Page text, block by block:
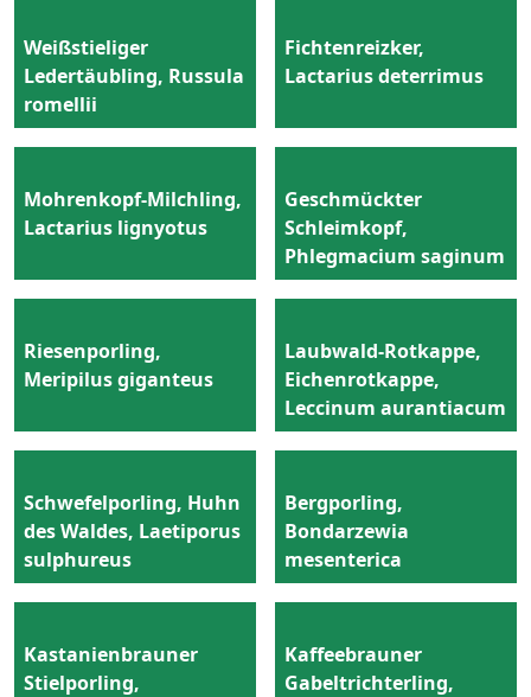
Weißstieliger
Ledertäubling, Russula
romellii
Fichtenreizker,
Lactarius deterrimus
Mohrenkopf-Milchling,
Lactarius lignyotus
Geschmückter
Schleimkopf,
Phlegmacium saginum
Riesenporling,
Meripilus giganteus
Laubwald-Rotkappe,
Eichenrotkappe,
Leccinum aurantiacum
Schwefelporling, Huhn
des Waldes, Laetiporus
sulphureus
Bergporling,
Bondarzewia
mesenterica
Kastanienbrauner
Stielporling,
Kaffeebrauner
Gabeltrichterling,